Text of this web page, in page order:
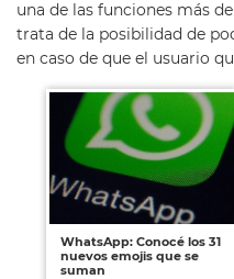
una de las funciones más
trata de la posibilidad de
en caso de que el usuario
WhatsApp: Conocé los 31
nuevos emojis que se
suman